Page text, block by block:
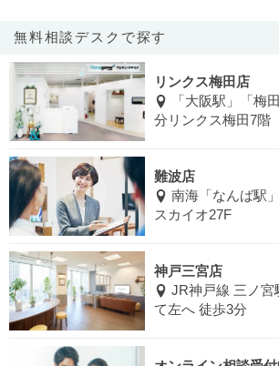
無料相談デスクで探す
リンクス梅田店
「大阪駅」「梅
分リンクス梅田7階
難波店
南海「なんば駅
スカイオ27F
神戸三宮店
JR神戸線 三ノ
て左へ 徒歩3分